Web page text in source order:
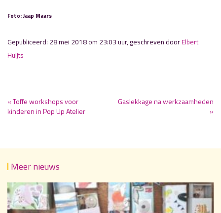
Foto: Jaap Maars
Gepubliceerd: 28 mei 2018 om 23:03 uur, geschreven doorElbert
Huijts
« Toffe workshops voor
kinderen in Pop Up Atelier
Gaslekkage na werkzaamheden
»
Meer nieuws